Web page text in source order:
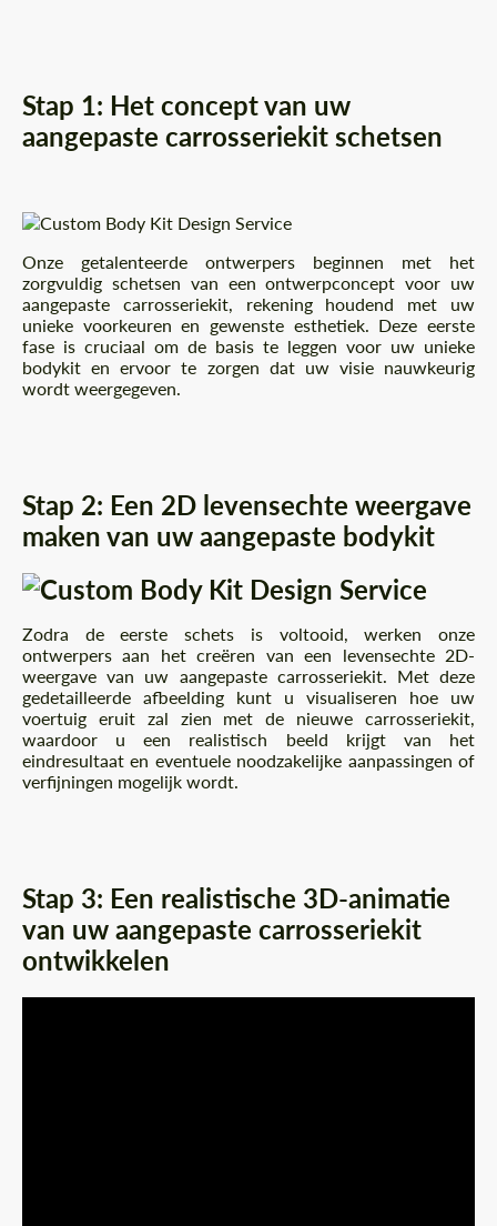
Stap 1: Het concept van uw
aangepaste carrosseriekit schetsen
Onze getalenteerde ontwerpers beginnen met het
zorgvuldig schetsen van een ontwerpconcept voor uw
aangepaste carrosseriekit, rekening houdend met uw
unieke voorkeuren en gewenste esthetiek. Deze eerste
fase is cruciaal om de basis te leggen voor uw unieke
bodykit en ervoor te zorgen dat uw visie nauwkeurig
wordt weergegeven.
Stap 2: Een 2D levensechte weergave
maken van uw aangepaste bodykit
Zodra de eerste schets is voltooid, werken onze
ontwerpers aan het creëren van een levensechte 2D-
weergave van uw aangepaste carrosseriekit. Met deze
gedetailleerde afbeelding kunt u visualiseren hoe uw
voertuig eruit zal zien met de nieuwe carrosseriekit,
waardoor u een realistisch beeld krijgt van het
eindresultaat en eventuele noodzakelijke aanpassingen of
verfijningen mogelijk wordt.
Stap 3: Een realistische 3D-animatie
van uw aangepaste carrosseriekit
ontwikkelen